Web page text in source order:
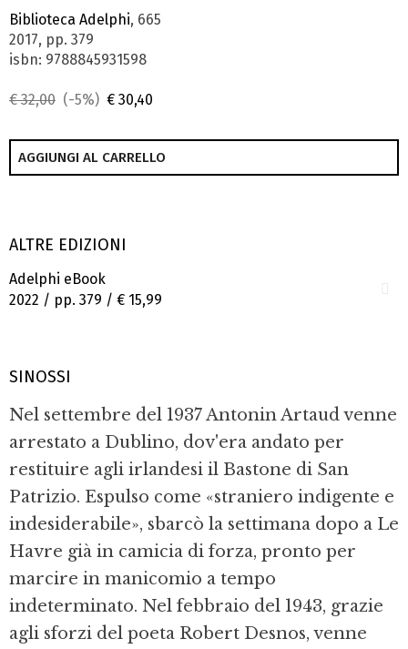
Biblioteca Adelphi, 665
2017, pp. 379
isbn: 9788845931598
€ 32,00 (-5%) € 30,40
AGGIUNGI AL CARRELLO
ALTRE EDIZIONI
Adelphi eBook
2022 / pp. 379 / € 15,99
SINOSSI
Nel settembre del 1937 Antonin Artaud venne
arrestato a Dublino, dov'era andato per
restituire agli irlandesi il Bastone di San
Patrizio. Espulso come «straniero indigente e
indesiderabile», sbarcò la settimana dopo a Le
Havre già in camicia di forza, pronto per
marcire in manicomio a tempo
indeterminato. Nel febbraio del 1943, grazie
agli sforzi del poeta Robert Desnos, venne